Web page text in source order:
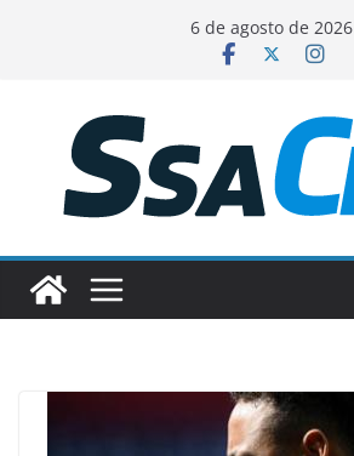
conteúdo
6 de agosto de 2026